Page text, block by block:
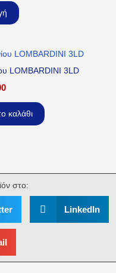
LOMBARDINI 3LD
καλάθι
στο:
LinkedIn